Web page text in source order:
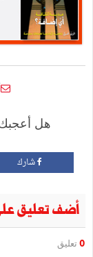
هل
شارك
أضف تعليق
0 تعليق